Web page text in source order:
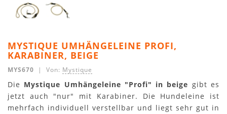
MYSTIQUE UMHÄNGELEINE PROFI,
KARABINER, BEIGE
MYS670 | Von: Mystique
Die Mystique Umhängeleine "Profi" in beige gibt es
jetzt auch "nur" mit Karabiner. Die Hundeleine ist
mehrfach individuell verstellbar und liegt sehr gut in